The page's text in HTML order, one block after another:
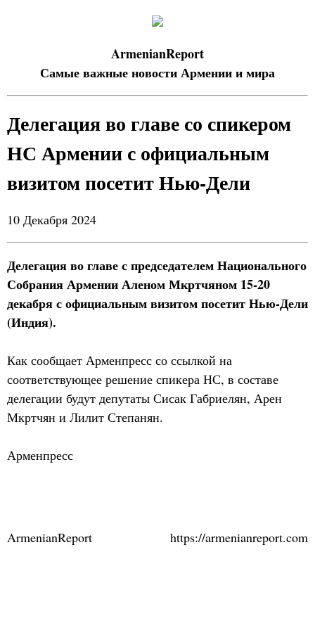
ArmenianReport
Самые важные новости Армении и мира
Делегация во главе со спикером
НС Армении с официальным
визитом посетит Нью-Дели
10 Декабря 2024
Делегация во главе с председателем Национального
Собрания Армении Аленом Мкртчяном 15-20
декабря с официальным визитом посетит Нью-Дели
(Индия).
Как сообщает Арменпресс со ссылкой на
соответствующее решение спикера НС, в составе
делегации будут депутаты Сисак Габриелян, Арен
Мкртчян и Лилит Степанян.
Арменпресс
ArmenianReport https://armenianreport.com